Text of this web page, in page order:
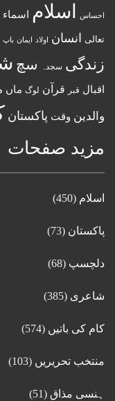
احساس اسلام
تعالی انسان اولاد ایمان باپ
زندگی سجدہ سچ
اقبال قبر قرآن لوگ ماں
والدین وقت پاکستان
مزید صفحات
اسلام (450)
پاکستان (73)
دلچسپ (68)
شاعری (385)
کام کی باتیں (574)
منتخب تحریریں (103)
ہنسی مذاق (51)